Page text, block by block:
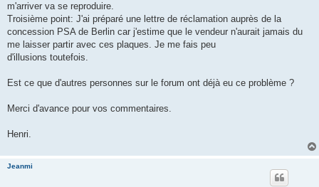
m'arriver va se reproduire.
Troisième point: J'ai préparé une lettre de réclamation auprès de la
concession PSA de Berlin car j'estime que le vendeur n'aurait jamais du
me laisser partir avec ces plaques. Je me fais peu
d'illusions toutefois.
Est ce que d'autres personnes sur le forum ont déjà eu ce problème ?
Merci d'avance pour vos commentaires.
Henri.
Jeanmi